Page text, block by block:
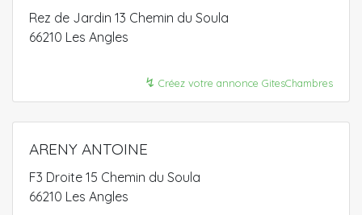
Rez de Jardin 13 Chemin du Soula
66210 Les Angles
↯ Créez votre annonce GitesChambres
ARENY ANTOINE
F3 Droite 15 Chemin du Soula
66210 Les Angles